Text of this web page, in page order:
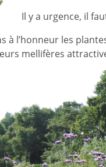
Il y a urgence, il
à l’honneur les
mellifères